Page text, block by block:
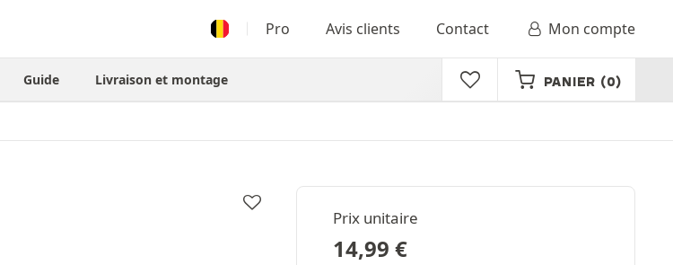
Pro Avis clients Contact Mon compte
Guide Livraison et montage PANIER (0)
Prix unitaire
14,99 €